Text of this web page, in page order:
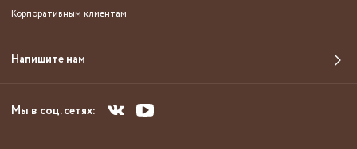
Корпоративным клиентам
Напишите нам
Мы в соц. сетях: